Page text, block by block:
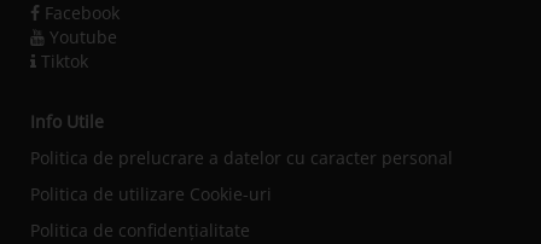
Facebook
Youtube
Tiktok
Info Utile
Politica de prelucrare a datelor cu caracter personal
Politica de utilizare Cookie-uri
Politica de confidențialitate